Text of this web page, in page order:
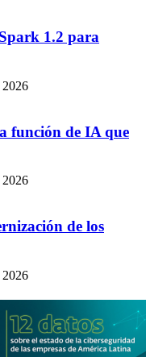
1.2 para
2026
función de IA que
2026
de los
2026